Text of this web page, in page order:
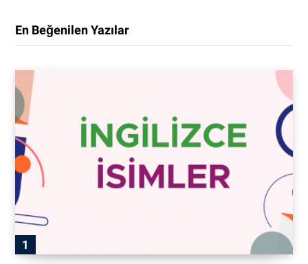
En Beğenilen Yazılar